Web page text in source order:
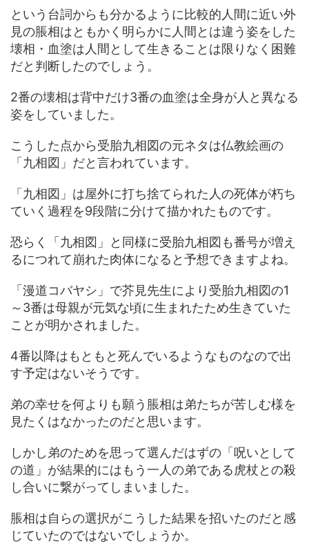
という台詞からも分かるように比較的人間に近い外
見の脹相はともかく明らかに人間とは違う姿をした
壊相・血塗は人間として生きることは限りなく困難
だと判断したのでしょう。
2番の壊相は背中だけ3番の血塗は全身が人と異なる
姿をしていました。
こうした点から受胎九相図の元ネタは仏教絵画の
「九相図」だと言われています。
「九相図」は屋外に打ち捨てられた人の死体が朽ち
ていく過程を9段階に分けて描かれたものです。
恐らく「九相図」と同様に受胎九相図も番号が増え
るにつれて崩れた肉体になると予想できますよね。
「漫道コバヤシ」で芥見先生により受胎九相図の1
～3番は母親が元気な頃に生まれたため生きていた
ことが明かされました。
4番以降はもともと死んでいるようなものなので出
す予定はないそうです。
弟の幸せを何よりも願う脹相は弟たちが苦しむ様を
見たくはなかったのだと思います。
しかし弟のためを思って選んだはずの「呪いとして
の道」が結果的にはもう一人の弟である虎杖との殺
し合いに繋がってしまいました。
脹相は自らの選択がこうした結果を招いたのだと感
じていたのではないでしょうか。